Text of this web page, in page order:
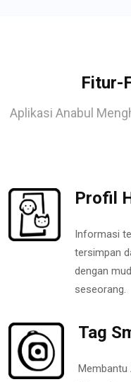
Fitur-
Aplikasi Anabul
Profil
Informasi
tersimpan
dengan
seseorang.
Tag
Membantu